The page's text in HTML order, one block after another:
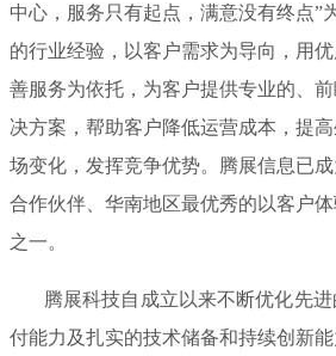
中心，服务只有起点，满意没有终点”
的行业经验，以客户需求为导向，用
善服务为依托，为客户提供专业的、
决方案，帮助客户降低运营成本，提
场变化，发挥竞争优势。腾展信息已
合作伙伴、华南地区最优秀的以客户
之一。
腾展科技自成立以来不断优化先进
付能力及扎实的技术储备和持续创新